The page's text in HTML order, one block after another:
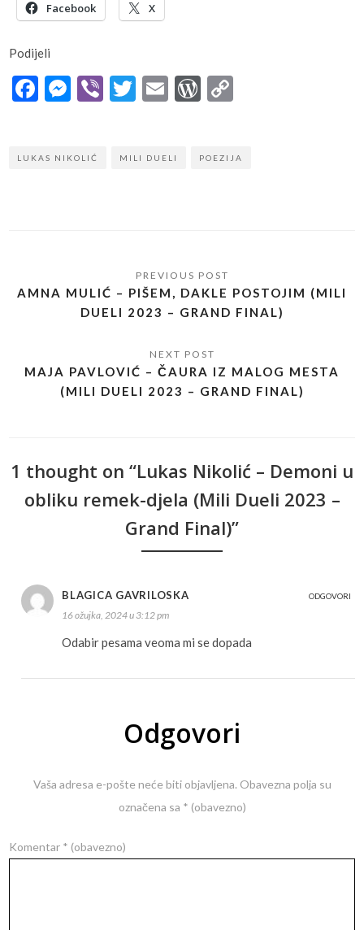
Facebook X
Podijeli
Facebook
Messenger
ViberTwitter
EmailWordPress
LUKAS NIKOLIĆ MILI DUELI POEZIJA
AMNA MULIĆ – PIŠEM, DAKLE POSTOJIM (MILI
DUELI 2023 – GRAND FINAL)
MAJA PAVLOVIĆ – ČAURA IZ MALOG MESTA
(MILI DUELI 2023 – GRAND FINAL)
1 thought on “Lukas Nikolić – Demoni u
obliku remek-djela (Mili Dueli 2023 –
Grand Final)”
BLAGICA GAVRILOSKA
16 ožujka, 2024 u 3:12 pm
Odabir pesama veoma mi se dopada
ODGOVORI
Odgovori
Vaša adresa e-pošte neće biti objavljena. Obavezna polja su
označena sa * (obavezno)
Komentar * (obavezno)